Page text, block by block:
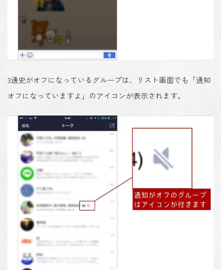
3通史がオフになっているグループは、リスト画面でも「通知
オフになっていますよ」のアイコンが表示されます。